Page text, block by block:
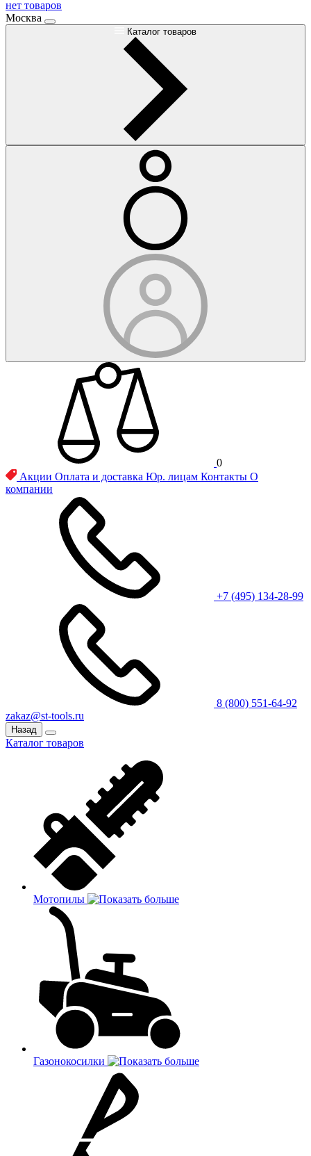
нет товаров
Москва
Каталог товаров
0
Акции Оплата и доставка Юр. лицам Контакты О
компании
+7 (495) 134-28-99
8 (800) 551-64-92
zakaz@st-tools.ru
Назад
Каталог товаров
Мотопилы
Газонокосилки